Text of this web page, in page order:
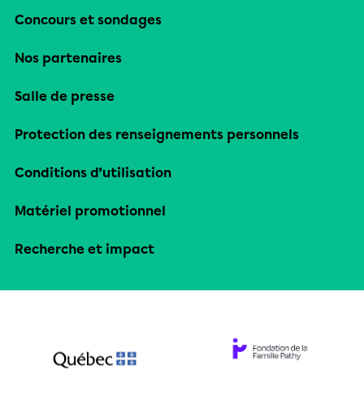
Concours et sondages
Nos partenaires
Salle de presse
Protection des renseignements personnels
Conditions d’utilisation
Matériel promotionnel
Recherche et impact